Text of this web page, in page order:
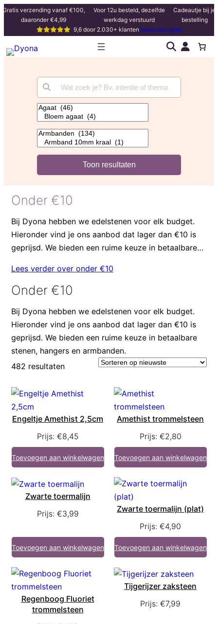
Gratis verzending vanaf €100,
daaronder €4,99
Voor 12u besteld, dezelfde
werkdag verstuurd
Cadeautje bij je
bestelling
9,6 door 2.030+ klanten(beoordelingen)
Onder €10
Bij Dyona hebben we edelstenen voor elk budget.
Hieronder vind je ons aanbod dat lager dan €10 is
geprijsd. We bieden een ruime keuze in betaalbare
Lees verder over onder €10
Onder €10
Bij Dyona hebben we edelstenen voor elk budget.
Hieronder vind je ons aanbod dat lager dan €10 is
geprijsd. We bieden een ruime keuze in betaalbare
stenen, hangers en armbanden.
482 resultaten
Engeltje Amethist 2,5cm
Prijs: €8,45
Toevoegen aan winkelwagen
Amethist trommelsteen
Prijs: €2,80
Toevoegen aan winkelwagen
Zwarte toermalijn
Prijs: €3,99
Toevoegen aan winkelwagen
Zwarte toermalijn (plat)
Prijs: €4,90
Toevoegen aan winkelwagen
Regenboog Fluoriet
trommelsteen
Tijgerijzer zaksteen
Prijs: €7,99